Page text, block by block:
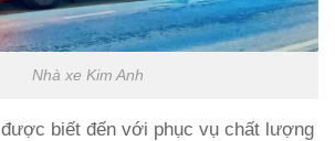
Nhà xe Kim Anh
được biết đến với phục vụ chất lượng